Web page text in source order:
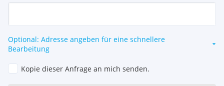
Optional: Adresse angeben für eine schnellere
Bearbeitung
Kopie dieser Anfrage an mich senden.